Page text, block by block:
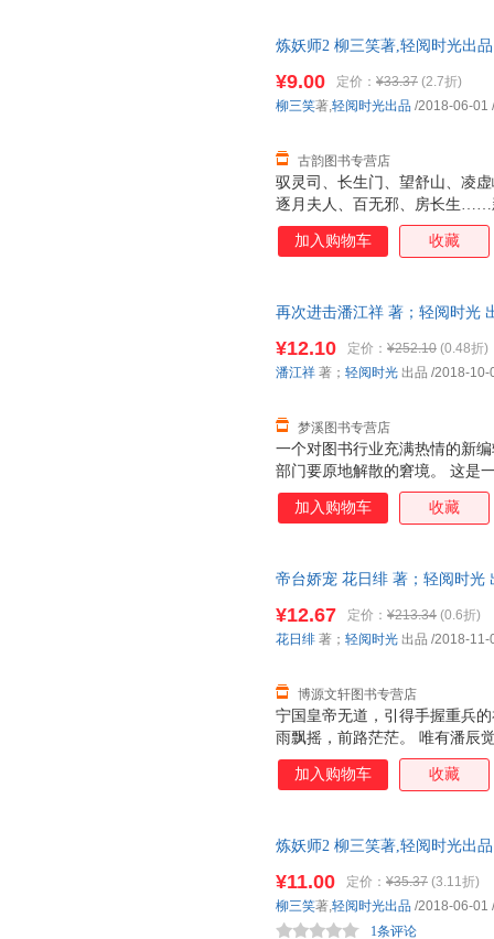
炼妖师2 柳三笑著,轻阅时光出
驭灵司、长生门、望舒山、凌
逐月夫人、百无邪、房长生……
兽 五色灵符 千叶金蝉 灵根巨
击破千万，天涯文学年度十大
¥9.00 定价： ¥33.37 (2.7折)
古韵图书专营店
柳三笑著,轻阅时光出品 /2018-06-01 /
加入购物车 收藏
再次进击潘江祥 著；轻阅时光
一个对图书行业充满热情的新
部门要原地解散的窘境。 这是
混日子的老员工，有想上位的
却又重新回归出版行业的上司
难的一年。 这也许是她在图书
来自四面八方，被迫集结在一
¥12.10 定价： ¥252.10 (0.48折)
梦溪图书专营店
潘江祥 著； 轻阅时光 出品 /2018-10-
加入购物车 收藏
帝台娇宠 花日绯 著；轻阅时光
宁国皇帝无道，引得手握重兵
雨飘摇，前路茫茫。 唯有潘辰
祸国殃民的路子，还不如另立
如物件般被打包好，送进皇宫
¥12.67 定价： ¥213.34 (0.6折)
博源文轩图书专营店
花日绯 著； 轻阅时光 出品 /2018-11-
加入购物车 收藏
炼妖师2 柳三笑著,轻阅时光出
¥11.00 定价： ¥35.37 (3.11折)
1条评论
柳三笑著,轻阅时光出品 /2018-06-01 /